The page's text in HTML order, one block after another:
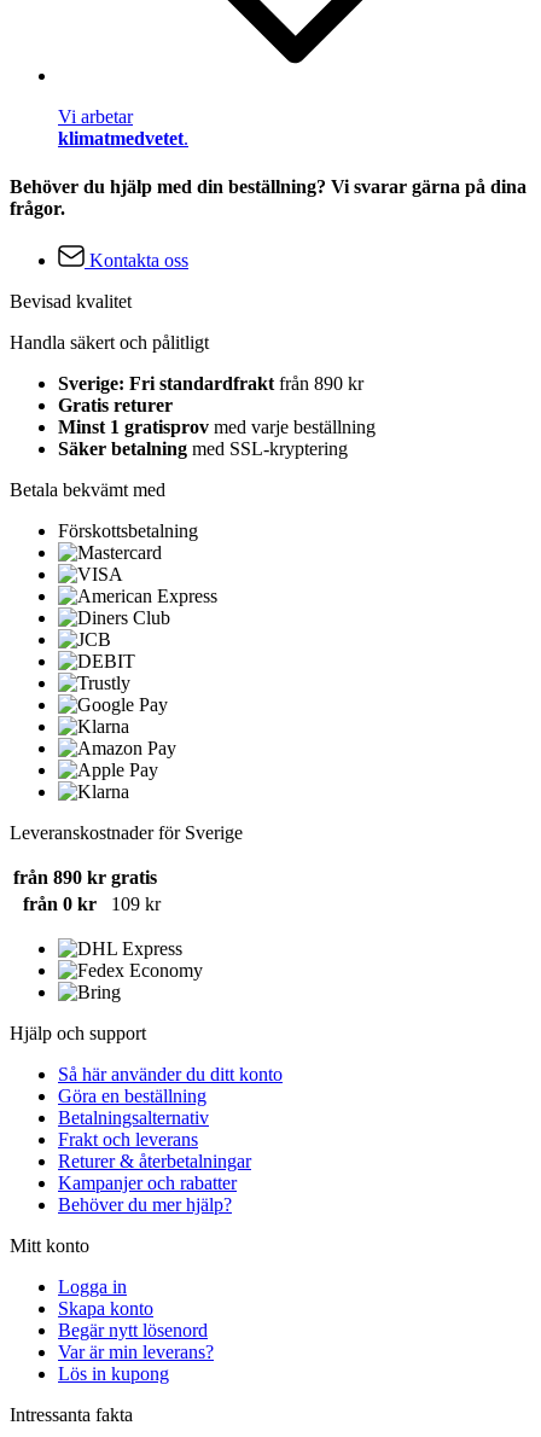
Vi arbetar
klimatmedvetet.
Behöver du hjälp med din beställning? Vi svarar gärna på dina
frågor.
Kontakta oss
Bevisad kvalitet
Handla säkert och pålitligt
Sverige: Fri standardfrakt från 890 kr
Gratis returer
Minst 1 gratisprov med varje beställning
Säker betalning med SSL-kryptering
Betala bekvämt med
Förskottsbetalning
Leveranskostnader för Sverige
från 890 kr gratis
från 0 kr
109 kr
Hjälp och support
Så här använder du ditt konto
Göra en beställning
Betalningsalternativ
Frakt och leverans
Returer & återbetalningar
Kampanjer och rabatter
Behöver du mer hjälp?
Mitt konto
Logga in
Skapa konto
Begär nytt lösenord
Var är min leverans?
Lös in kupong
Intressanta fakta